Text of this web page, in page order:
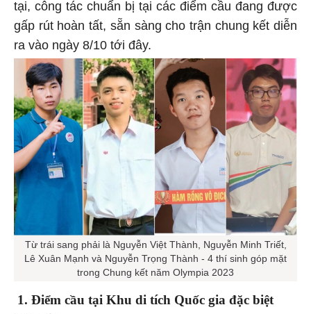
tại, công tác chuẩn bị tại các điểm cầu đang được
gấp rút hoàn tất, sẵn sàng cho trận chung kết diễn
ra vào ngày 8/10 tới đây.
Từ trái sang phải là Nguyễn Việt Thành, Nguyễn Minh Triết,
Lê Xuân Mạnh và Nguyễn Trọng Thành - 4 thí sinh góp mặt
trong Chung kết năm Olympia 2023
1. Điểm cầu tại Khu di tích Quốc gia đặc biệt